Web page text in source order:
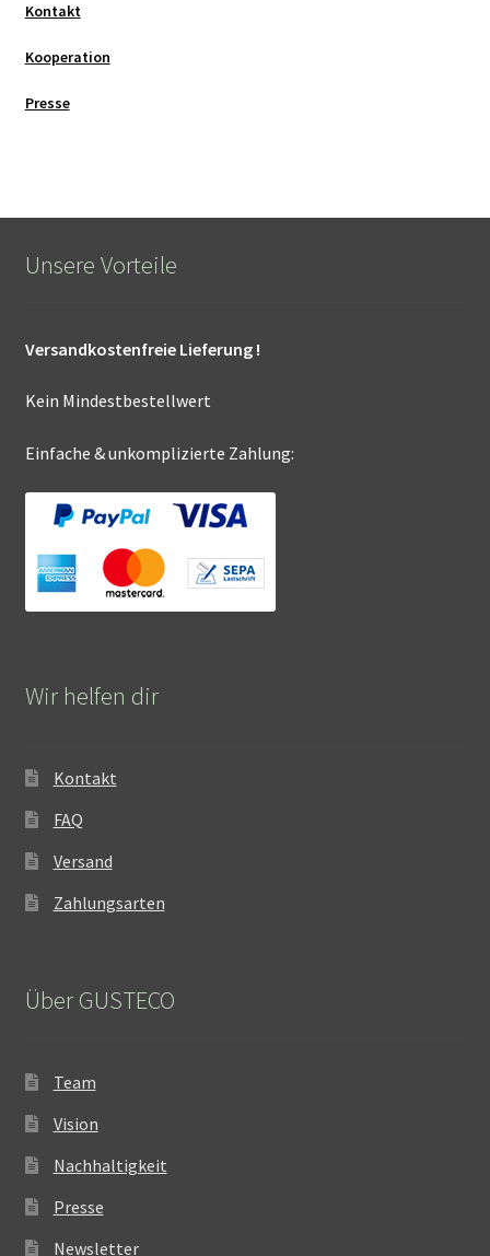
Kontakt
Kooperation
Presse
Unsere Vorteile
Versandkostenfreie Lieferung !
Kein Mindestbestellwert
Einfache & unkomplizierte Zahlung:
Wir helfen dir
Kontakt
FAQ
Versand
Zahlungsarten
Über GUSTECO
Team
Vision
Nachhaltigkeit
Presse
Newsletter